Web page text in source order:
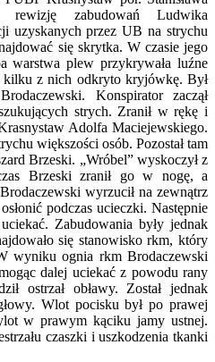
rewizję zabudowań Ludwika
uzyskanych przez UB na strychu
się skrytka. W czasie jego
warstwa plew przykrywała luźne
z nich odkryto kryjówkę. Był
Konspirator zaczął
strych. Zranił w rękę i
Adolfa Maciejewskiego.
większości osób. Pozostał tam
Brzeski. „Wróbel” wyskoczył z
Brzeski zranił go w nogę, a
wyrzucił na zewnątrz
podczas ucieczki. Następnie
Zabudowania były jednak
się stanowisko rkm, który
wyniku ognia rkm Brodaczewski
dalej uciekać z powodu rany
ostrzał obławy. Został jednak
Wlot pocisku był po prawej
w prawym kąciku jamy ustnej.
czaszki i uszkodzenia tkanki